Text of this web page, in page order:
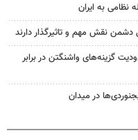
نظامی به ایران
نقش‌ مهم و تاثیرگذار دارند
گزینه‌های واشنگتن در برابر
در میدان